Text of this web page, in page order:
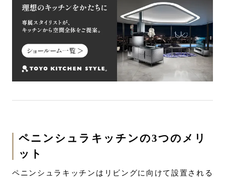
ペニンシュラキッチンの3つのメリ
ット
ペニンシュラキッチンはリビングに向けて設置される